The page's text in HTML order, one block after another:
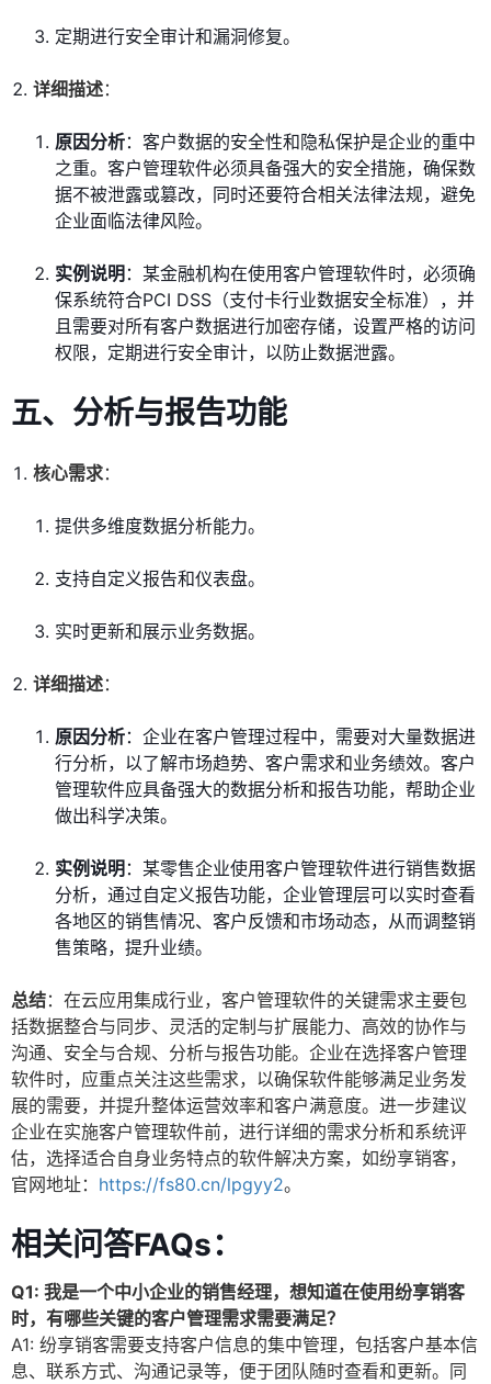
定期进行安全审计和漏洞修复。
详细描述：
原因分析：客户数据的安全性和隐私保护是企业的重中
之重。客户管理软件必须具备强大的安全措施，确保数
据不被泄露或篡改，同时还要符合相关法律法规，避免
企业面临法律风险。
实例说明 ：某金融机构在使用客户管理软件时，必须确
保系统符合PCI DSS（支付卡行业数据安全标准），并
且需要对所有客户数据进行加密存储，设置严格的访问
权限，定期进行安全审计，以防止数据泄露。
五、分析与报告功能
核心需求：
提供多维度数据分析能力。
支持自定义报告和仪表盘。
实时更新和展示业务数据。
详细描述：
原因分析：企业在客户管理过程中，需要对大量数据进
行分析，以了解市场趋势、客户需求和业务绩效。客户
管理软件应具备强大的数据分析和报告功能，帮助企业
做出科学决策。
实例说明 ：某零售企业使用客户管理软件进行销售数据
分析，通过自定义报告功能，企业管理层可以实时查看
各地区的销售情况、客户反馈和市场动态，从而调整销
售策略，提升业绩。
总结：在云应用集成行业，客户管理软件的关键需求主要包
括数据整合与同步、灵活的定制与扩展能力、高效的协作与
沟通、安全与合规、分析与报告功能。企业在选择客户管理
软件时，应重点关注这些需求，以确保软件能够满足业务发
展的需要，并提升整体运营效率和客户满意度。进一步建议
企业在实施客户管理软件前，进行详细的需求分析和系统评
估，选择适合自身业务特点的软件解决方案，如纷享销客，
官网地址： https://fs80.cn/lpgyy2。
相关问答FAQs：
Q1: 我是一个中小企业的销售经理，想知道在使用纷享销客
时，有哪些关键的客户管理需求需要满足？
A1: 纷享销客需要支持客户信息的集中管理，包括客户基本信
息、联系方式、沟通记录等，便于团队随时查看和更新。同